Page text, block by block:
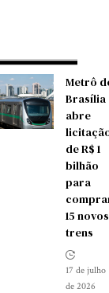
Metrô
Brasília
abre
de R$ 1
bilhão
para
15 novos
trens
17 de julho
de 2026